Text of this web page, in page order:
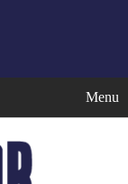
Menu